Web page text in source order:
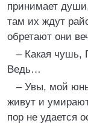
принимает
там их ждут
обретают они
– Какая чушь,
Ведь…
– Увы, мой
живут и
пор не удается